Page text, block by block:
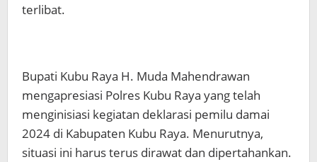
terlibat.
Bupati Kubu Raya H. Muda Mahendrawan
mengapresiasi Polres Kubu Raya yang telah
menginisiasi kegiatan deklarasi pemilu damai
2024 di Kabupaten Kubu Raya. Menurutnya,
situasi ini harus terus dirawat dan dipertahankan.